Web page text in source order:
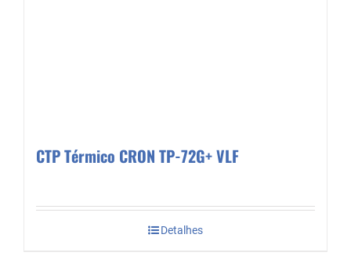
CTP Térmico CRON TP-72G+ VLF
Detalhes